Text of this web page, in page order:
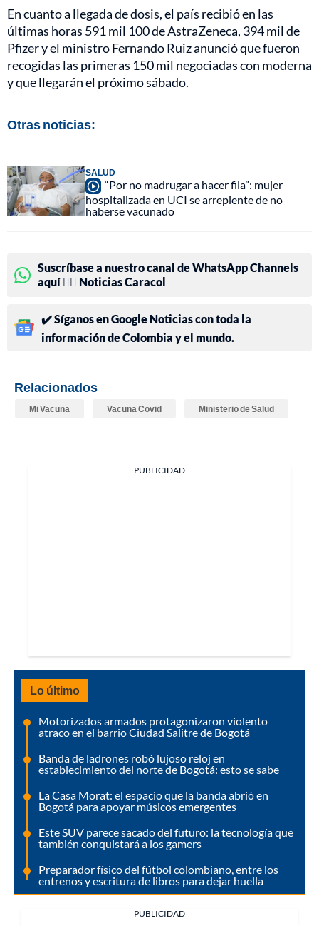
En cuanto a llegada de dosis, el país recibió en las
últimas horas 591 mil 100 de AstraZeneca, 394 mil de
Pfizer y el ministro Fernando Ruiz anunció que fueron
recogidas las primeras 150 mil negociadas con moderna
y que llegarán el próximo sábado.
Otras noticias:
SALUD
“Por no madrugar a hacer fila”: mujer
hospitalizada en UCI se arrepiente de no
haberse vacunado
Suscríbase a nuestro canal de WhatsApp Channels
aquí 👉🏻 Noticias Caracol
✔️ Síganos en Google Noticias con toda la
información de Colombia y el mundo.
Relacionados
Mi Vacuna Vacuna Covid Ministerio de Salud
PUBLICIDAD
Lo último
Motorizados armados protagonizaron violento
atraco en el barrio Ciudad Salitre de Bogotá
Banda de ladrones robó lujoso reloj en
establecimiento del norte de Bogotá: esto se sabe
La Casa Morat: el espacio que la banda abrió en
Bogotá para apoyar músicos emergentes
Este SUV parece sacado del futuro: la tecnología que
también conquistará a los gamers
Preparador físico del fútbol colombiano, entre los
entrenos y escritura de libros para dejar huella
PUBLICIDAD